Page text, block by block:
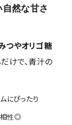
然な甘さ
つやオリゴ糖
けで、青汁の
にぴったり
相性◎